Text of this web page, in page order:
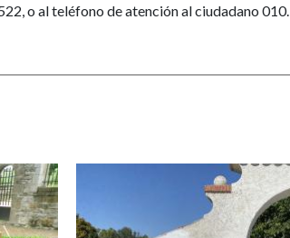
o al teléfono de atención al ciudadano 010.